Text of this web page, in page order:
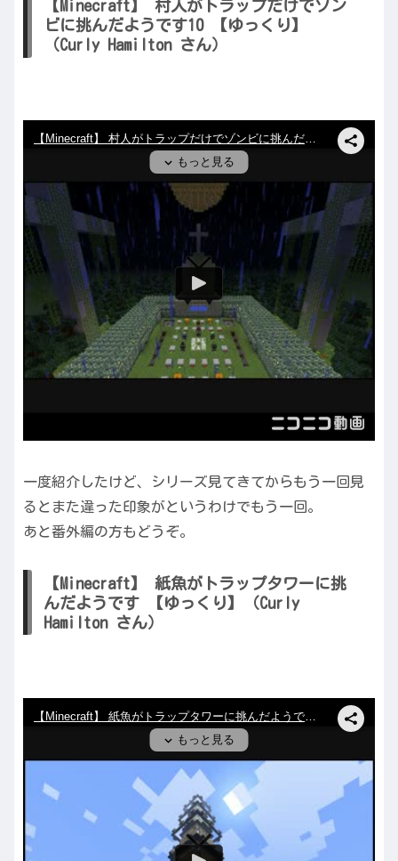
【Minecraft】 村人がトラップだけでゾン
ビに挑んだようです10 【ゆっくり】
（Curly Hamilton さん）
一度紹介したけど、シリーズ見てきてからもう一回見
るとまた違った印象がというわけでもう一回。
あと番外編の方もどうぞ。
【Minecraft】 紙魚がトラップタワーに挑
んだようです 【ゆっくり】（Curly
Hamilton さん）